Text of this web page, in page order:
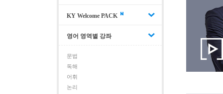
KY Welcome PACK
영어 영역별 강좌
문법
독해
어휘
논리